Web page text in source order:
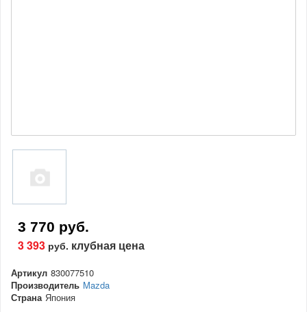
3 770 руб.
3 393 руб. клубная цена
Артикул 830077510
Производитель Mazda
Страна Япония